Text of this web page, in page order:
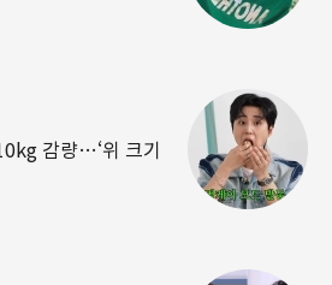
감량…‘위 크기